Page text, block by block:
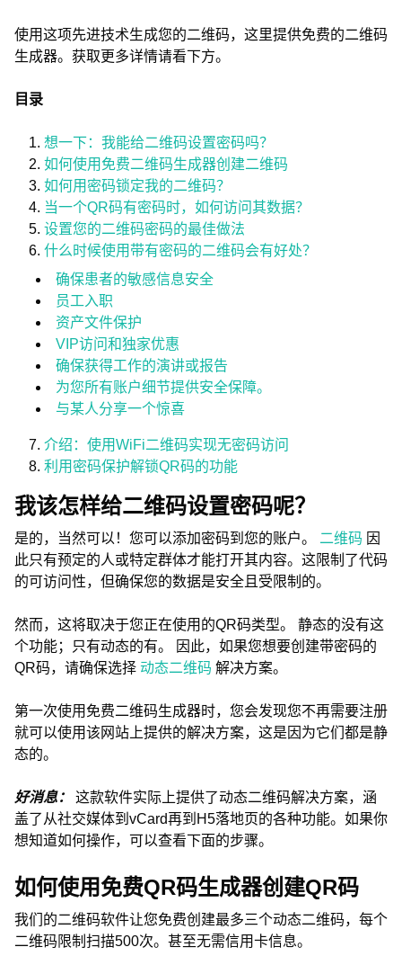
使用这项先进技术生成您的二维码，这里提供免费的二维码
生成器。获取更多详情请看下方。
目录
想一下：我能给二维码设置密码吗？
如何使用免费二维码生成器创建二维码
如何用密码锁定我的二维码？
当一个QR码有密码时，如何访问其数据？
设置您的二维码密码的最佳做法
什么时候使用带有密码的二维码会有好处？
确保患者的敏感信息安全
员工入职
资产文件保护
VIP访问和独家优惠
确保获得工作的演讲或报告
为您所有账户细节提供安全保障。
与某人分享一个惊喜
介绍：使用WiFi二维码实现无密码访问
利用密码保护解锁QR码的功能
我该怎样给二维码设置密码呢？
是的，当然可以！您可以添加密码到您的账户。 二维码 因
此只有预定的人或特定群体才能打开其内容。这限制了代码
的可访问性，但确保您的数据是安全且受限制的。
然而，这将取决于您正在使用的QR码类型。 静态的没有这
个功能；只有动态的有。 因此，如果您想要创建带密码的
QR码，请确保选择 动态二维码 解决方案。
第一次使用免费二维码生成器时，您会发现您不再需要注册
就可以使用该网站上提供的解决方案，这是因为它们都是静
态的。
好消息： 这款软件实际上提供了动态二维码解决方案，涵
盖了从社交媒体到vCard再到H5落地页的各种功能。如果你
想知道如何操作，可以查看下面的步骤。
如何使用免费QR码生成器创建QR码
我们的二维码软件让您免费创建最多三个动态二维码，每个
二维码限制扫描500次。甚至无需信用卡信息。